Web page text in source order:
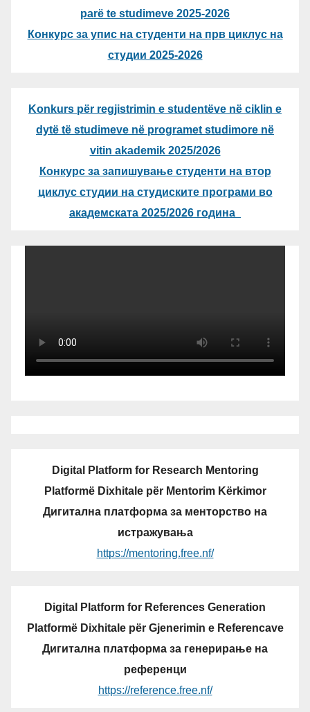
parë te studimeve 2025-2026
Конкурс за упис на студенти на прв циклус на
студии 2025-2026
Konkurs për regjistrimin e studentëve në ciklin e
dytë të studimeve në programet studimore në
vitin akademik 2025/2026
Конкурс за запишување студенти на втор
циклус студии на студиските програми во
академската 2025/2026 година
Digital Platform for Research Mentoring
Platformë Dixhitale për Mentorim Kërkimor
Дигитална платформа за менторство на
истражувања
https://mentoring.free.nf/
Digital Platform for References Generation
Platformë Dixhitale për Gjenerimin e Referencave
Дигитална платформа за генерирање на
референци
https://reference.free.nf/